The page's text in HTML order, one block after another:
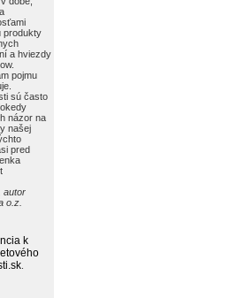
produkty
a hviezdy
pojmu
sú často
názor na
našej
pred
, autor
o.z.
k